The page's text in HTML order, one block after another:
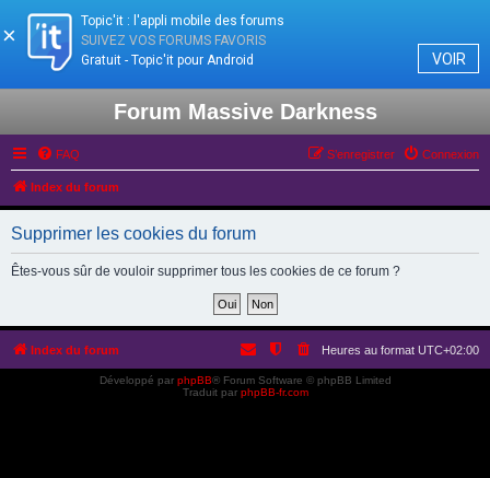
Forum Massive Darkness
FAQ Connexion
S’enregistrer
Index du forum
Supprimer les cookies du forum
Êtes-vous sûr de vouloir supprimer tous les cookies de ce forum ?
Index du forum Heures au format UTC+02:00
Développé par phpBB® Forum Software © phpBB Limited
Traduit par phpBB-fr.com
×
Topic'it : l'appli mobile des forums
SUIVEZ VOS FORUMS FAVORIS
Gratuit - Topic'it pour Android
VOIR